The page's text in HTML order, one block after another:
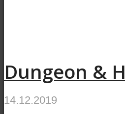
Dungeon &
14.12.2019